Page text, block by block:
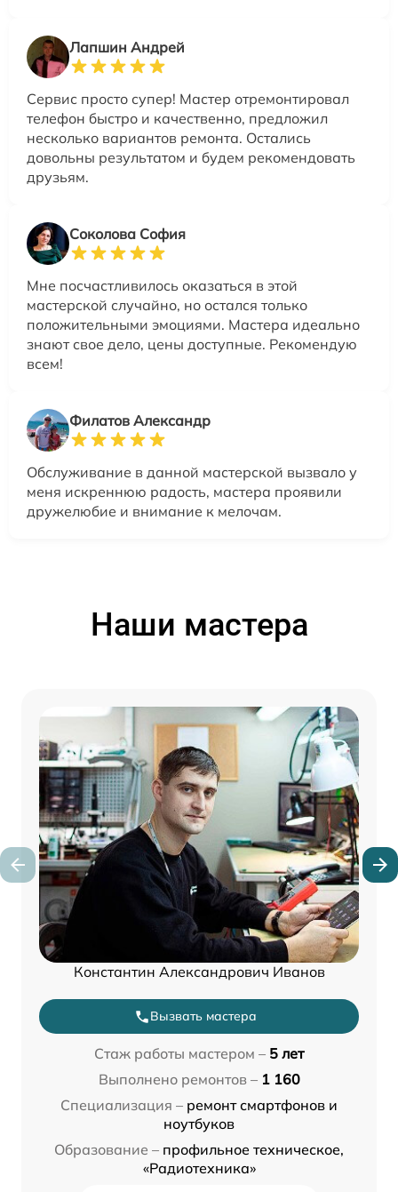
Лапшин Андрей
Сервис просто супер! Мастер отремонтировал
телефон быстро и качественно, предложил
несколько вариантов ремонта. Остались
довольны результатом и будем рекомендовать
друзьям.
Соколова София
Мне посчастливилось оказаться в этой
мастерской случайно, но остался только
положительными эмоциями. Мастера идеально
знают свое дело, цены доступные. Рекомендую
всем!
Филатов Александр
Обслуживание в данной мастерской вызвало у
меня искреннюю радость, мастера проявили
дружелюбие и внимание к мелочам.
Наши мастера
Константин Александрович Иванов
Вызвать мастера
Стаж работы мастером – 5 лет
Выполнено ремонтов – 1 160
Специализация – ремонт смартфонов и
ноутбуков
Образование – профильное техническое,
«Радиотехника»